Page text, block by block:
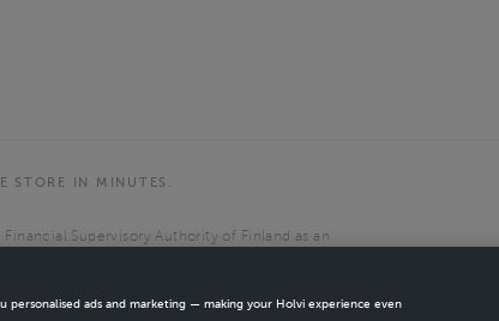
STORE IN MINUTES.
Supervisory Authority of Finland as an
personalised ads and marketing — making your Holvi experience even